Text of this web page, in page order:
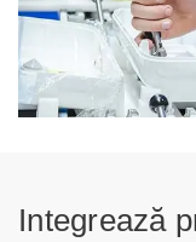
Integrează